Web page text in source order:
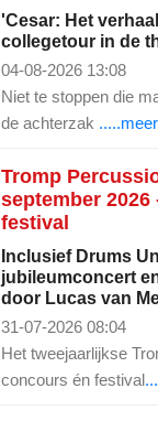
'Cesar: Het
collegetour in de
04-08-2026 13:08
Niet te stoppen die
de achterzak
Tromp
september
festival
Inclusief Drums
jubileumconcert
door Lucas van
31-07-2026 08:04
Het tweejaarlijkse
concours én festival